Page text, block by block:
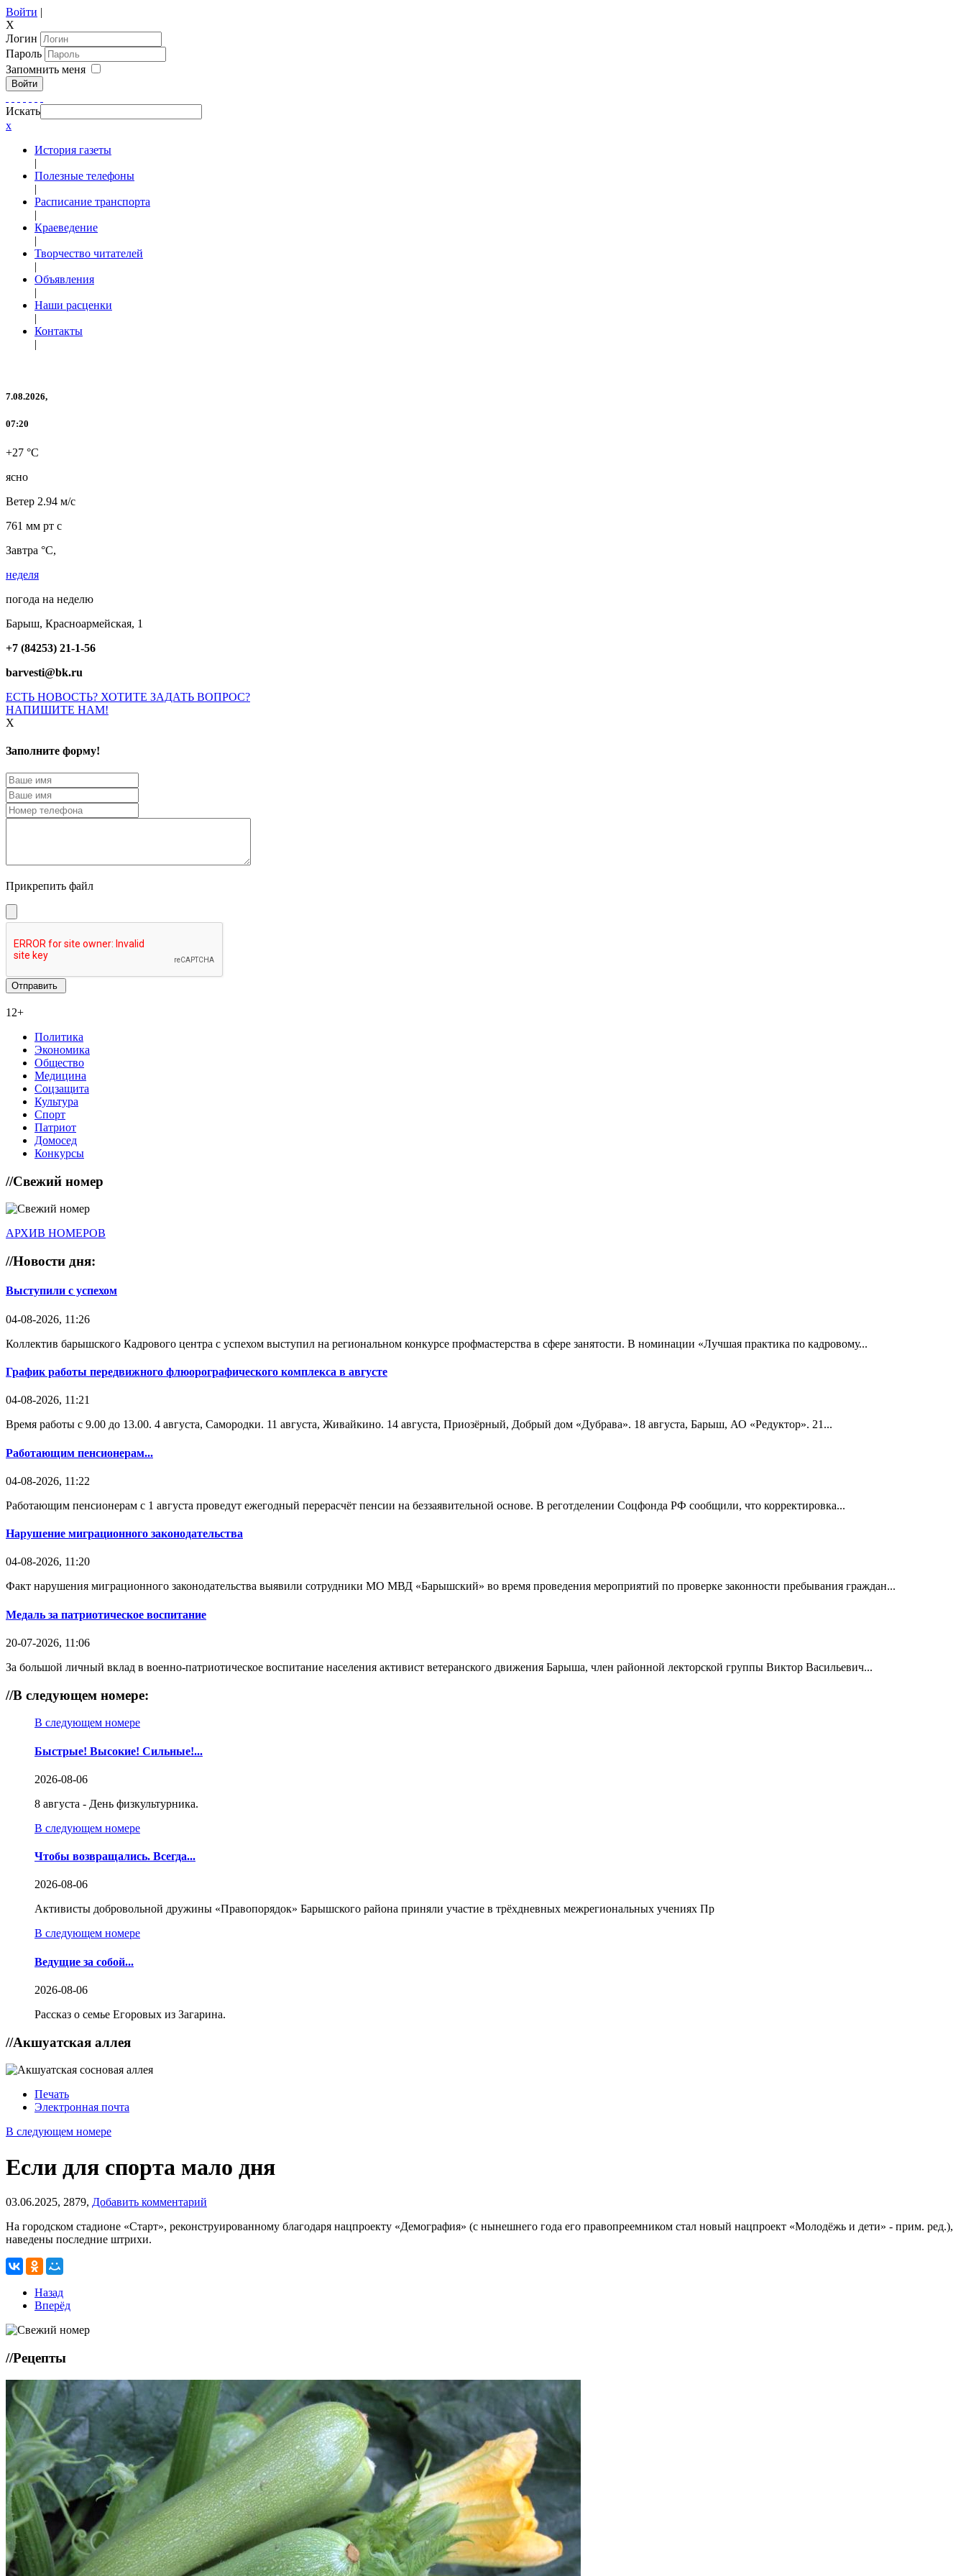
Войти |
X
Логин
Пароль
Запомнить меня
Войти
Искать
x
История газеты
|
Полезные телефоны
|
Расписание транспорта
|
Краеведение
|
Творчество читателей
|
Объявления
|
Наши расценки
|
Контакты
|
7.08.2026,
07:20
+27 °C
ясно
Ветер 2.94 м/с
761 мм рт с
Завтра °C,
неделя
погода на неделю
Барыш, Красноармейская, 1
+7 (84253) 21-1-56
barvesti@bk.ru
ЕСТЬ НОВОСТЬ? ХОТИТЕ ЗАДАТЬ ВОПРОС?
НАПИШИТЕ НАМ!
X
Заполните форму!
Прикрепить файл
12+
Политика
Экономика
Общество
Медицина
Соцзащита
Культура
Спорт
Патриот
Домосед
Конкурсы
//Свежий номер
АРХИВ НОМЕРОВ
//Новости дня:
Выступили с успехом
04-08-2026, 11:26
Коллектив барышского Кадрового центра с успехом выступил на региональном конкурсе профмастерства в сфере занятости. В номинации «Лучшая практика по кадровому...
График работы передвижного флюорографического комплекса в августе
04-08-2026, 11:21
Время работы с 9.00 до 13.00. 4 августа, Самородки. 11 августа, Живайкино. 14 августа, Приозёрный, Добрый дом «Дубрава». 18 августа, Барыш, АО «Редуктор». 21...
Работающим пенсионерам...
04-08-2026, 11:22
Работающим пенсионерам с 1 августа проведут ежегодный перерасчёт пенсии на беззаявительной основе. В реготделении Соцфонда РФ сообщили, что корректировка...
Нарушение миграционного законодательства
04-08-2026, 11:20
Факт нарушения миграционного законодательства выявили сотрудники МО МВД «Барышский» во время проведения мероприятий по проверке законности пребывания граждан...
Медаль за патриотическое воспитание
20-07-2026, 11:06
За большой личный вклад в военно-патриотическое воспитание населения активист ветеранского движения Барыша, член районной лекторской группы Виктор Васильевич...
//В следующем номере:
В следующем номере
Быстрые! Высокие! Сильные!...
2026-08-06
8 августа - День физкультурника.
В следующем номере
Чтобы возвращались. Всегда...
2026-08-06
Активисты добровольной дружины «Правопорядок» Барышского района приняли участие в трёхдневных межрегиональных учениях Пр
В следующем номере
Ведущие за собой...
2026-08-06
Рассказ о семье Егоровых из Загарина.
//Акшуатская аллея
Печать
Электронная почта
В следующем номере
Если для спорта мало дня
03.06.2025, 2879, Добавить комментарий
На городском стадионе «Старт», реконструированному благодаря нацпроекту «Демография» (с нынешнего года его правопреемником стал новый нацпроект «Молодёжь и дети» - прим. ред.),
наведены последние штрихи.
Назад
Вперёд
//Рецепты